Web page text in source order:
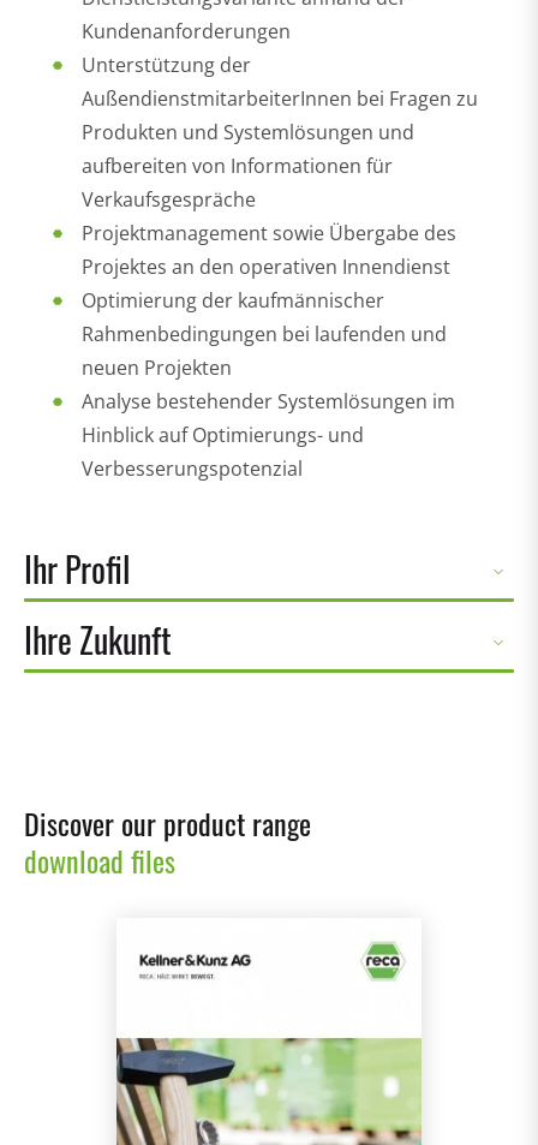
Kundenanforderungen
Unterstützung der
AußendienstmitarbeiterInnen bei Fragen zu
Produkten und Systemlösungen und
aufbereiten von Informationen für
Verkaufsgespräche
Projektmanagement sowie Übergabe des
Projektes an den operativen Innendienst
Optimierung der kaufmännischer
Rahmenbedingungen bei laufenden und
neuen Projekten
Analyse bestehender Systemlösungen im
Hinblick auf Optimierungs- und
Verbesserungspotenzial
Ihr Profil
Ihre Zukunft
Discover our product range
download files